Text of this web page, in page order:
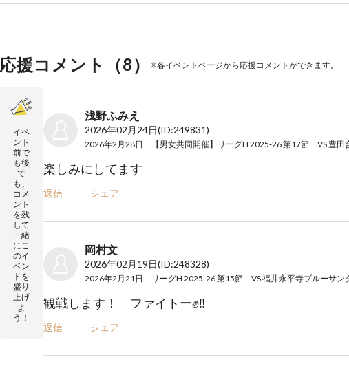
応援コメント（8） ※各イベントページから応援コメントができます。
イベ
ント
前で
も後
で
も、
コメ
ント
を残
して
一緒
にこ
のイ
ベン
トを
盛り
上げ
よ
う！
浅野ふみえ
2026年02月24日(ID:249831)
楽しみにしてます
返信 シェア
岡村文
2026年02月19日(ID:248328)
2026年2月21日 リーグH 2025‐26 第15節 VS 福井永平寺ブルーサン
観戦します！ ファイトー✊‼️
返信 シェア